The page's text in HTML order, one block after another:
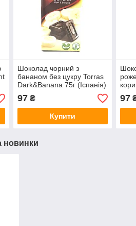
Шоколад чорний з
бананом без цукру Torras
Dark&Banana 75г (Іспанія)
97₴
Купити
and
97
новинки